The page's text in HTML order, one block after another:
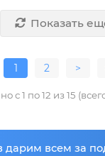
Показать
1 2 >
с 1 по 12 из 15
дарим всем за